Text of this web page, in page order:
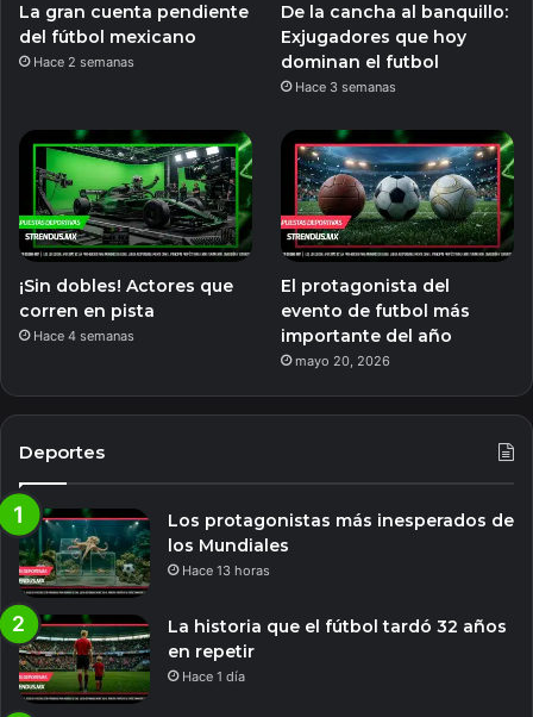
La gran cuenta pendiente
del fútbol mexicano
Hace 2 semanas
De la cancha al banquillo:
Exjugadores que hoy
dominan el futbol
Hace 3 semanas
¡Sin dobles! Actores que
corren en pista
Hace 4 semanas
El protagonista del
evento de futbol más
importante del año
mayo 20, 2026
Deportes
Los protagonistas más inesperados de
los Mundiales
Hace 13 horas
La historia que el fútbol tardó 32 años
en repetir
Hace 1 día